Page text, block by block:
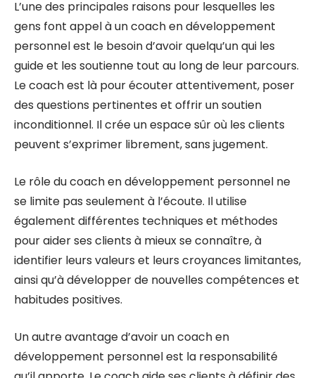
L’une des principales raisons pour lesquelles les
gens font appel à un coach en développement
personnel est le besoin d’avoir quelqu’un qui les
guide et les soutienne tout au long de leur parcours.
Le coach est là pour écouter attentivement, poser
des questions pertinentes et offrir un soutien
inconditionnel. Il crée un espace sûr où les clients
peuvent s’exprimer librement, sans jugement.
Le rôle du coach en développement personnel ne
se limite pas seulement à l’écoute. Il utilise
également différentes techniques et méthodes
pour aider ses clients à mieux se connaître, à
identifier leurs valeurs et leurs croyances limitantes,
ainsi qu’à développer de nouvelles compétences et
habitudes positives.
Un autre avantage d’avoir un coach en
développement personnel est la responsabilité